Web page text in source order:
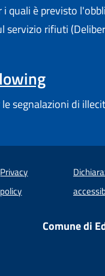
quali è previsto
servizio rifiuti
segnalazioni di
Privacy
policy
Comune di